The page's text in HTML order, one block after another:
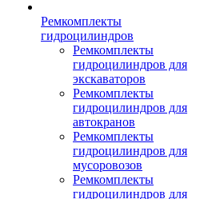
Ремкомплекты
гидроцилиндров
Ремкомплекты
гидроцилиндров для
экскаваторов
Ремкомплекты
гидроцилиндров для
автокранов
Ремкомплекты
гидроцилиндров для
мусоровозов
Ремкомплекты
гидроцилиндров для